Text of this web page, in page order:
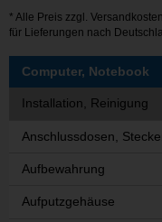
* Alle Preis zzgl. Versandkosten
für Lieferungen nach
Computer, Notebook
Installation, Reinigung
Anschlussdosen,
Aufbewahrung
Aufputzgehäuse